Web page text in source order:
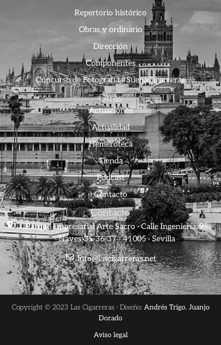
Repertorio histórico
Obras y ordinario
Dirección
Componentes
Concurso de Fotografía #SuenaCigarreras
Otras
Actuaciones
Actualidad
Hemeroteca
Tienda
Podcast
Contacto
Contacto
Parque Empresarial Arte Sacro · Calle Ingeniería, 9 ·
Naves 35-36-37 · 41005 · Sevilla
info@lascigarreras.net
Copyright © 2023 Las Cigarreras · Diseño: Andrés Trigo, Juanjo
Dorado
Aviso legal